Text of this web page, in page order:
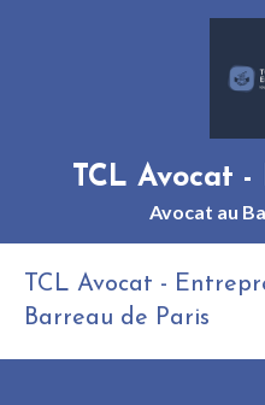
TCL Avocat
Avocat au
TCL Avocat -
Barreau de Paris